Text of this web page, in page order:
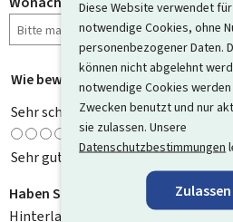
Diese Website verwendet
notwendige Cookies, ohne
personenbezogener Daten.
können nicht abgelehnt
notwendige Cookies
Zwecken benutzt und nur
sie zulassen. Unsere
Datenschutzbestimmungen
Zulassen
Wie bewerten Sie diese Seite?
Sehr schlecht
Sehr gut
Haben Sie Verbesserungsvorschläge?
Hinterlassen Sie uns einen